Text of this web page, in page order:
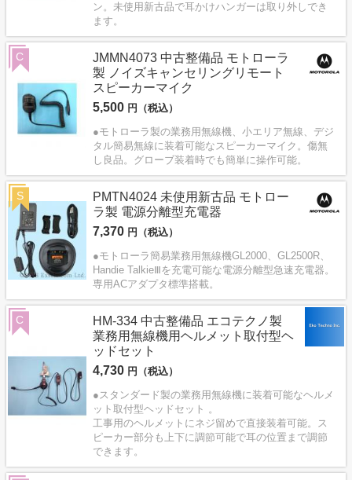
ン。未使用新古品で耳かけハンガーは取り外しでき
ます。
JMMN4073 中古整備品 モトローラ
製 ノイズキャンセリングリモート
スピーカーマイク
5,500 円（税込）
●モトローラ製の業務用無線機、小エリア無線、デジ
タル簡易無線に装着可能なスピーカーマイク。傷無
し良品。グローブ装着時でも簡単に操作可能。
C
PMTN4024 未使用新古品 モトロー
ラ製 電源分離型充電器
7,370 円（税込）
●モトローラ簡易業務用無線機GL2000、GL2500R、
Handie TalkieⅢを充電可能な電源分離型急速充電器。
専用ACアダプタ標準搭載。
S
HM-334 中古整備品 エコテクノ製
業務用無線機用ヘルメット取付型ヘ
ッドセット
4,730 円（税込）
●スタンダード製の業務用無線機に装着可能なヘルメ
ット取付型ヘッドセット 。
工事用のヘルメットにネジ留めで直接装着可能。ス
ピーカー部分も上下に調節可能で耳の位置まで調節
できます。
C